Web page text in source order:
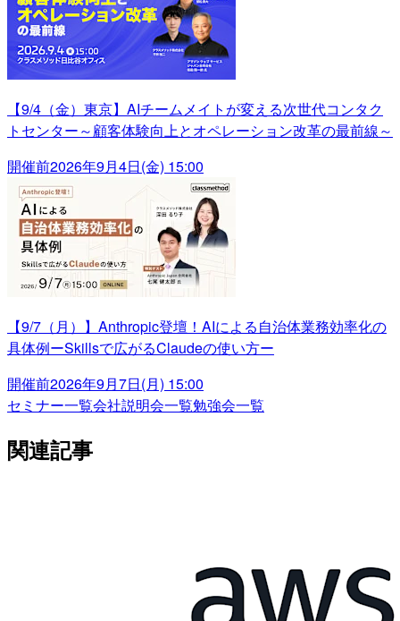
【9/4（金）東京】AIチームメイトが変える次世代コンタク
トセンター～顧客体験向上とオペレーション改革の最前線～
開催前2026年9月4日(金) 15:00
【9/7（月）】Anthropic登壇！AIによる自治体業務効率化の
具体例ーSkillsで広がるClaudeの使い方ー
開催前2026年9月7日(月) 15:00
セミナー一覧会社説明会一覧勉強会一覧
関連記事